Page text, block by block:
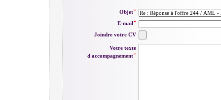
Objet
E-mail
Joindre votre CV
Votre texte
d'accompagnement